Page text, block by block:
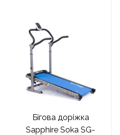
Бігова доріжка
Sapphire Soka SG-